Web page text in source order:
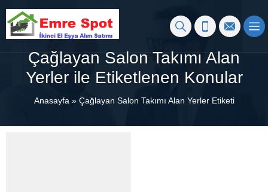
Çağlayan Salon Takımı Alan
Yerler ile Etiketlenen Konular
Anasayfa » Çağlayan Salon Takımı Alan Yerler Etiketi